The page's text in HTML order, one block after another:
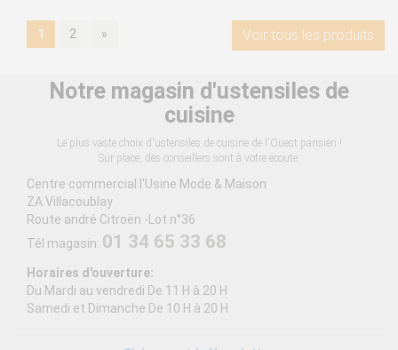
1 2 » Voir tous les produits
Notre magasin d'ustensiles de
cuisine
Le plus vaste choix d'ustensiles de cuisine de l'Ouest parisien !
Sur place, des conseillers sont à votre écoute.
Centre commercial l'Usine Mode & Maison
ZA Villacoublay
Route andré Citroën -Lot n°36
Tél magasin: 01 34 65 33 68
Horaires d'ouverture:
Du Mardi au vendredi De 11 H à 20 H
Samedi et Dimanche De 10 H à 20 H